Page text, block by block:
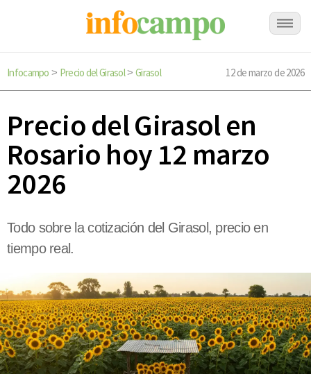
Infocampo > Precio del Girasol> Girasol 12 de marzo de 2026
Precio del Girasol en
Rosario hoy 12 marzo
2026
Todo sobre la cotización del Girasol, precio en
tiempo real.